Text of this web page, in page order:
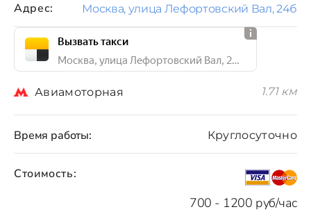
Стоимость:
700 - 1200 руб/час
Время работы: Круглосуточно
Адрес: Москва, улица Лефортовский Вал, 24б
Вызвать такси
Москва, улица Лефортовский Вал, 24б
Авиамоторная 1.71 км